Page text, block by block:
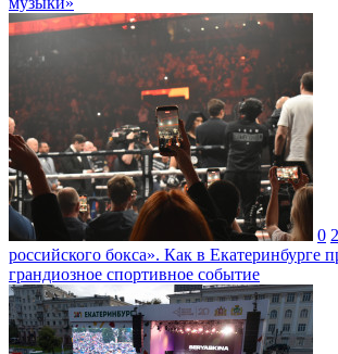
0
российского бокса». Как в Екатеринбурге
грандиозное спортивное событие